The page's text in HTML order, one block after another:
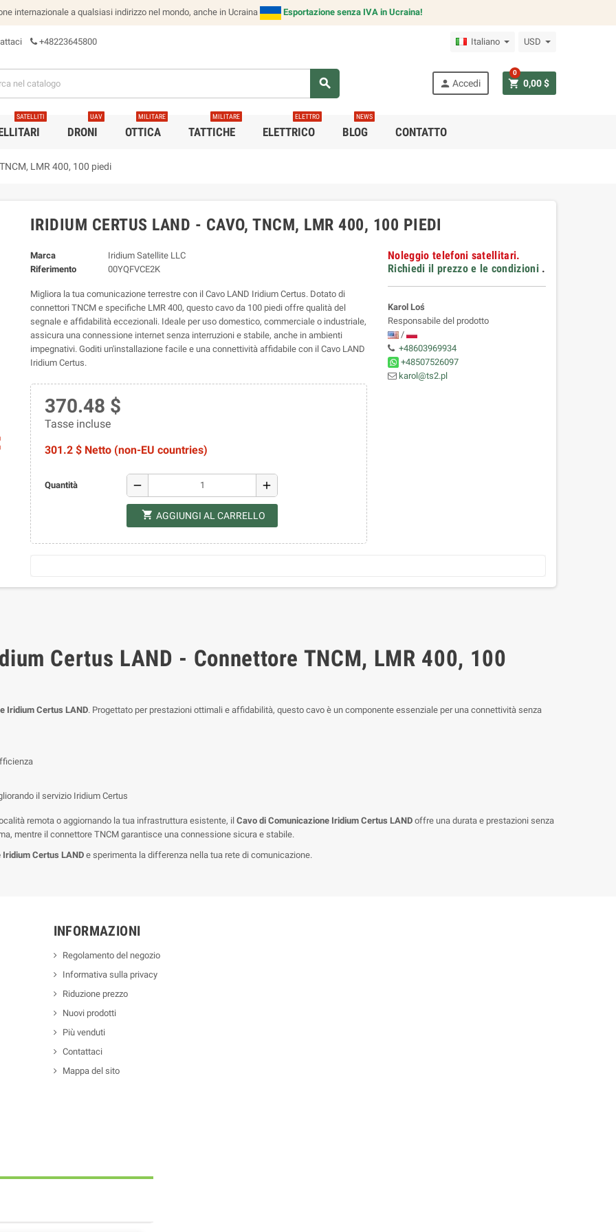
internazionale a qualsiasi indirizzo nel mondo, anche in Ucraina Esportazione senza IVA in Ucraina!
+48223645800 Italiano USD
search person Accedi shopping_cart 0,00 $
0
SATELLITI
DRONI
UAV
OTTICA
MILITARE
TATTICHE
MILITARE
ELETTRICO
ELETTRO
BLOG
NEWS
CONTATTO
LMR 400, 100 piedi
IRIDIUM CERTUS LAND - CAVO, TNCM, LMR 400, 100 PIEDI
Marca
Iridium Satellite LLC
Riferimento
00YQFVCE2K
Migliora la tua comunicazione terrestre con il Cavo LAND Iridium Certus. Dotato di
connettori TNCM e specifiche LMR 400, questo cavo da 100 piedi offre qualità del
segnale e affidabilità eccezionali. Ideale per uso domestico, commerciale o industriale,
assicura una connessione internet senza interruzioni e stabile, anche in ambienti
impegnativi. Goditi un'installazione facile e una connettività affidabile con il Cavo LAND
Iridium Certus.
370.48 $
Tasse incluse
301.2 $ Netto (non-EU countries)
Quantità remove add
shopping_cart AGGIUNGI AL CARRELLO
Noleggio telefoni satellitari.
Richiedi il prezzo e le condizioni .
Karol Loś
Responsabile del prodotto
/
+48603969934
+48507526097
karol@ts2.pl
Certus LAND - Connettore TNCM, LMR 400, 100
Iridium Certus LAND. Progettato per prestazioni ottimali e affidabilità, questo cavo è un componente essenziale per una connettività senza
il servizio Iridium Certus
remota o aggiornando la tua infrastruttura esistente, il Cavo di Comunicazione Iridium Certus LAND offre una durata e prestazioni senza
mentre il connettore TNCM garantisce una connessione sicura e stabile.
Certus LAND e sperimenta la differenza nella tua rete di comunicazione.
INFORMAZIONI
Regolamento del negozio
Informativa sulla privacy
Riduzione prezzo
Nuovi prodotti
Più venduti
Contattaci
Mappa del sito